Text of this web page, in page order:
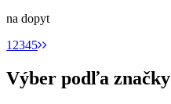
na dopyt
12345
Výber podľa značky